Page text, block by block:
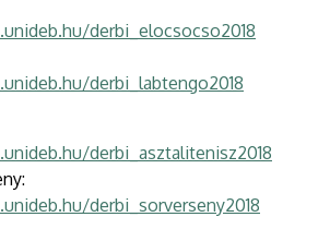
derbi_elocsocso2018
derbi_labtengo2018
derbi_asztalitenisz2018
derbi_sorverseny2018